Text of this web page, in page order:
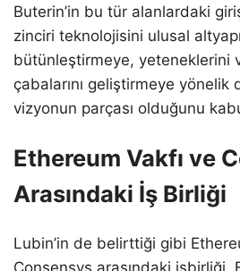
Buterin’in bu tür alanlardaki
zinciri teknolojisini ulusal
bütünleştirmeye, yeteneklerini
çabalarını geliştirmeye yönelik
vizyonun parçası olduğunu
Ethereum Vakfı ve
Arasındaki İş Birliği
Lubin’in de belirttiği gibi
Consensys arasındaki işbirliği,